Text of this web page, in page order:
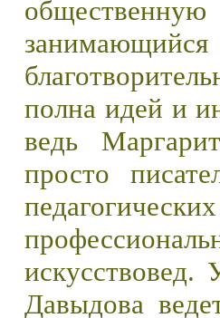
занимающийся
полна идей и
ведь
просто
Давыдова